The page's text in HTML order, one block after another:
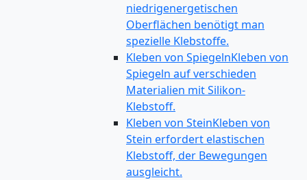
niedrigenergetischen
Oberflächen benötigt man
spezielle Klebstoffe.
Kleben von SpiegelnKleben von
Spiegeln auf verschieden
Materialien mit Silikon-
Klebstoff.
Kleben von SteinKleben von
Stein erfordert elastischen
Klebstoff, der Bewegungen
ausgleicht.